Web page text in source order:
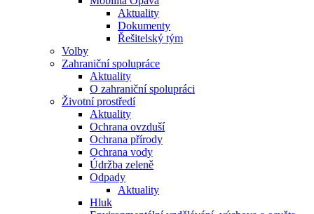
Aktuality
Dokumenty
Řešitelský tým
Volby
Zahraniční spolupráce
Aktuality
O zahraniční spolupráci
Životní prostředí
Aktuality
Ochrana ovzduší
Ochrana přírody
Ochrana vody
Údržba zeleně
Odpady
Aktuality
Hluk